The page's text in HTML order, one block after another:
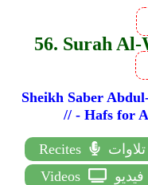
Recites تلاوات
Videos
فيديو